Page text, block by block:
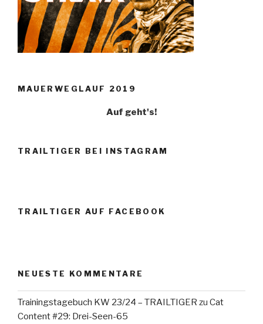
MAUERWEGLAUF 2019
Auf geht's!
TRAILTIGER BEI INSTAGRAM
TRAILTIGER AUF FACEBOOK
NEUESTE KOMMENTARE
Trainingstagebuch KW 23/24 – TRAILTIGER zu Cat
Content #29: Drei-Seen-65